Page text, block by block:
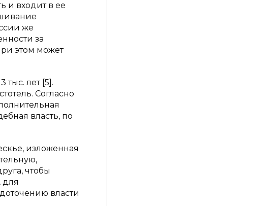
и входит в ее
же
за
этом может
тыс. лет [5].
Согласно
власть, по
изложенная
чтобы
для
власти